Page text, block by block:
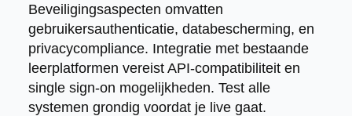
Beveiligingsaspecten omvatten
gebruikersauthenticatie, databescherming, en
privacycompliance. Integratie met bestaande
leerplatformen vereist API-compatibiliteit en
single sign-on mogelijkheden. Test alle
systemen grondig voordat je live gaat.